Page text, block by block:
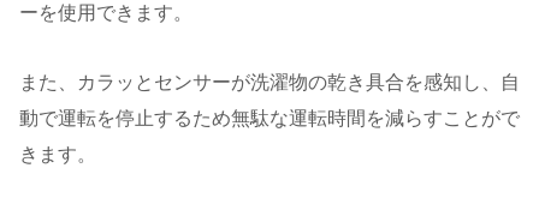
ーを使用できます。
また、カラッとセンサーが洗濯物の乾き具合を感知し、自
動で運転を停止するため無駄な運転時間を減らすことがで
きます。